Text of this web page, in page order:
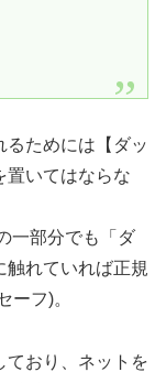
るためには【ダッ
置いてはならな
一部分でも「ダ
触れていれば正規
ーフ)。
ており、ネットを